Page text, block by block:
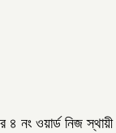
৪ নং ওয়ার্ড নিজ